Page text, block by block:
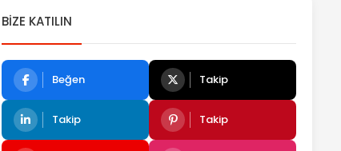
BIZE KATILIN
Beğen Takip
Takip Takip